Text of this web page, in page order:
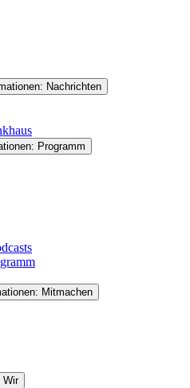
Nachrichten
Programm
Mitmachen
Wir